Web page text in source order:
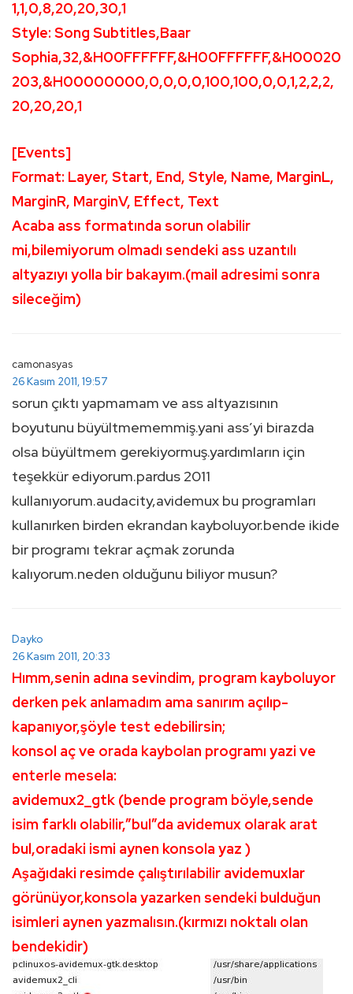
1,1,0,8,20,20,30,1
Style: Song Subtitles,Baar
Sophia,32,&H00FFFFFF,&H00FFFFFF,&H00020
203,&H00000000,0,0,0,0,100,100,0,0,1,2,2,2,
20,20,20,1
[Events]
Format: Layer, Start, End, Style, Name, MarginL,
MarginR, MarginV, Effect, Text
Acaba ass formatında sorun olabilir
mi,bilemiyorum olmadı sendeki ass uzantılı
altyazıyı yolla bir bakayım.(mail adresimi sonra
sileceğim)
camonasyas
26 Kasım 2011, 19:57
sorun çıktı yapmamam ve ass altyazısının
boyutunu büyültmememmiş.yani ass’yi birazda
olsa büyültmem gerekiyormuş.yardımların için
teşekkür ediyorum.pardus 2011
kullanıyorum.audacity,avidemux bu programları
kullanırken birden ekrandan kayboluyor.bende ikide
bir programı tekrar açmak zorunda
kalıyorum.neden olduğunu biliyor musun?
Dayko
26 Kasım 2011, 20:33
Hımm,senin adına sevindim, program kayboluyor
derken pek anlamadım ama sanırım açılıp-
kapanıyor,şöyle test edebilirsin;
konsol aç ve orada kaybolan programı yazi ve
enterle mesela:
avidemux2_gtk (bende program böyle,sende
isim farklı olabilir,”bul”da avidemux olarak arat
bul,oradaki ismi aynen konsola yaz )
Aşağıdaki resimde çalıştırılabilir avidemuxlar
görünüyor,konsola yazarken sendeki bulduğun
isimleri aynen yazmalısın.(kırmızı noktalı olan
bendekidir)